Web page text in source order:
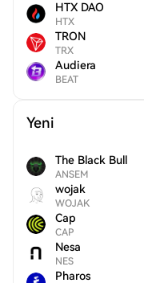
HTX DAO
HTX
TRON
TRX
Audiera
BEAT
Yeni
The Black Bull
ANSEM
wojak
WOJAK
Cap
CAP
Nesa
NES
Pharos